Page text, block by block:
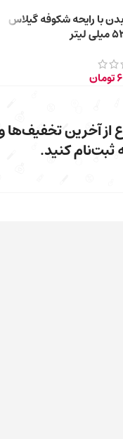
با رایحه شکوفه گیلاس
تومان
از آخرین تخفیف‌ها
ثبت‌نام کنید.